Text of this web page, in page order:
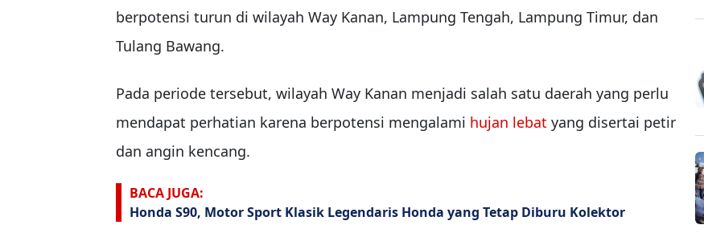
berpotensi turun di wilayah Way Kanan, Lampung Tengah, Lampung Timur, dan
Tulang Bawang.
Pada periode tersebut, wilayah Way Kanan menjadi salah satu daerah yang perlu
mendapat perhatian karena berpotensi mengalami hujan lebat yang disertai petir
dan angin kencang.
BACA JUGA:
Honda S90, Motor Sport Klasik Legendaris Honda yang Tetap Diburu Kolektor